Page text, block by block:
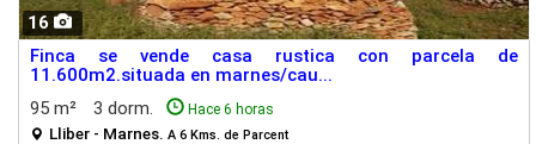
16
Finca se vende casa rustica con parcela de
11.600m2.situada en marnes/cau...
95 m²
3 dorm. Hace 6 horas
Lliber - Marnes. A 6 Kms. de Parcent